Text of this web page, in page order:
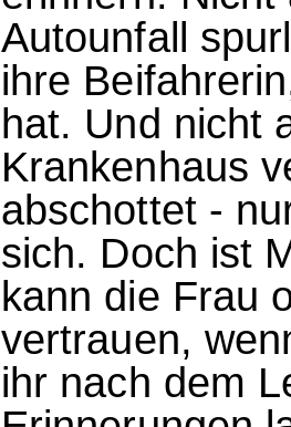
Autounfall
ihre
hat. Und nicht
Krankenhaus
abschottet -
sich. Doch ist
kann die Frau
vertrauen,
ihr nach dem